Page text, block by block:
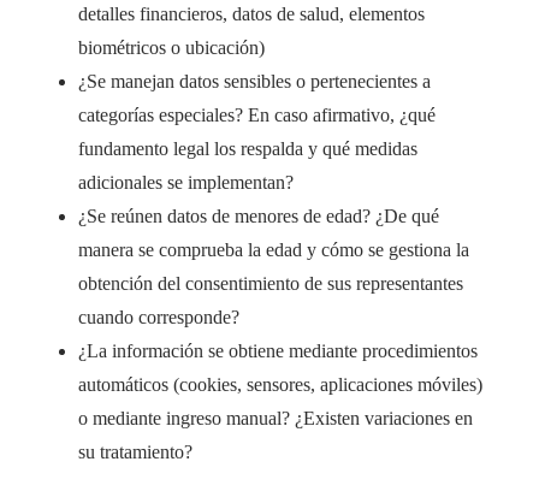
detalles financieros, datos de salud, elementos
biométricos o ubicación)
¿Se manejan datos sensibles o pertenecientes a
categorías especiales? En caso afirmativo, ¿qué
fundamento legal los respalda y qué medidas
adicionales se implementan?
¿Se reúnen datos de menores de edad? ¿De qué
manera se comprueba la edad y cómo se gestiona la
obtención del consentimiento de sus representantes
cuando corresponde?
¿La información se obtiene mediante procedimientos
automáticos (cookies, sensores, aplicaciones móviles)
o mediante ingreso manual? ¿Existen variaciones en
su tratamiento?